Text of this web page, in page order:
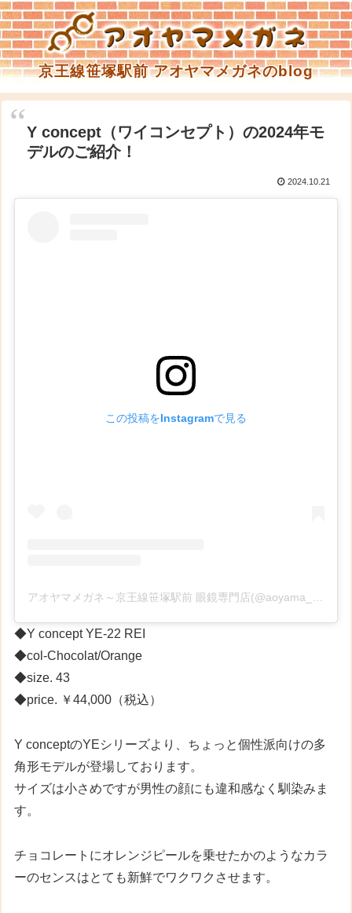
京王線笹塚駅前 アオヤマメガネのblog
Y concept（ワイコンセプト）の2024年モ
デルのご紹介！
2024.10.21
この投稿をInstagramで見る
アオヤマメガネ～京王線笹塚駅前 眼鏡専門店(@aoyama_megane)がシェアした投稿
◆Y concept YE-22 REI
◆col-Chocolat/Orange
◆size. 43
◆price. ￥44,000（税込）
Y conceptのYEシリーズより、ちょっと個性派向けの多
角形モデルが登場しております。
サイズは小さめですが男性の顔にも違和感なく馴染みま
す。
チョコレートにオレンジピールを乗せたかのようなカラ
ーのセンスはとても新鮮でワクワクさせます。